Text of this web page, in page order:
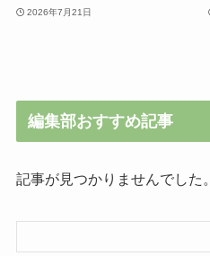
2026年7月21日
編集部おすすめ記事
記事が見つかりませんでした。